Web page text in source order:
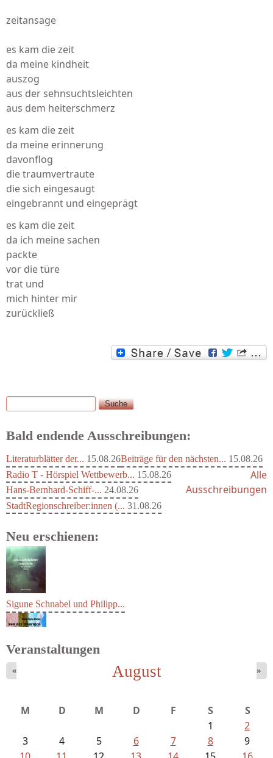
zeitansage
es kam die zeit
da meine kindheit
auszog
aus der sehnsuchtsleichten
aus dem heiterschmerz
es kam die zeit
da meine erinnerung
davonflog
die traumvertraute
die sich eingesaugt
eingebrannt und eingeprägt
es kam die zeit
da ich meine sachen
packte
vor die türe
trat und
mich hinter mir
zurückließ
Suchformular
Suche
Bald endende Ausschreibungen:
Literaturblätter der... 15.08.26Beiträge für den nächsten... 15.08.26
Radio T - Hörspiel Wettbewerb... 15.08.26
Hans-Bernhard-Schiff-... 24.08.26
StadtRegionschreiber:innen (... 31.08.26
Alle
Ausschreibungen
Neu erschienen:
Sigune Schnabel und Philipp...
Veranstaltungen
August
« »
M D M D F S
S
1
2
3
4 5 6 7 8
9